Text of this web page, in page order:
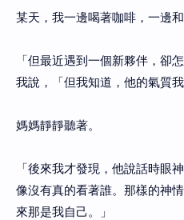
某天，我一邊喝著咖啡，一邊
「但最近遇到一個新夥伴，卻
我說，「但我知道，他的氣質我
媽媽靜靜聽著。
「後來我才發現，他說話時眼
像沒有真的看著誰。那樣的神
來那是我自己。」